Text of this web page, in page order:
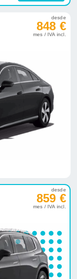
desde
848 €
mes / IVA incl.
desde
859 €
mes / IVA incl.